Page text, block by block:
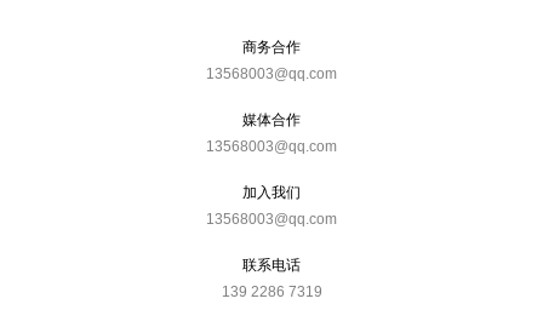
商务合作
13568003@qq.com
媒体合作
13568003@qq.com
加入我们
13568003@qq.com
联系电话
139 2286 7319